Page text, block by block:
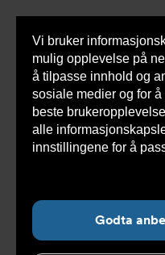
Vi bruker
mulig opplevelse på
å tilpasse innhold og
sosiale medier og for
beste
alle
innstillingene for å
Godta
Du
her:
Armatec > Login
E-postadresse